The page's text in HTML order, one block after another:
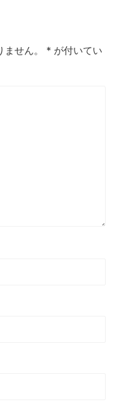
せん。 * が付いてい